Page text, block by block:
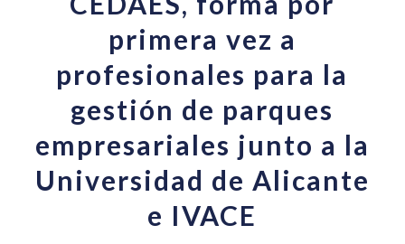
primera vez a
profesionales para la
gestión de parques
empresariales junto a la
Universidad de Alicante
e IVACE